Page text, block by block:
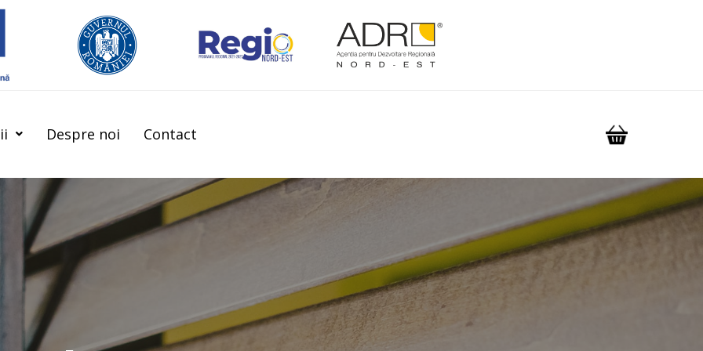
Despre noi Contact